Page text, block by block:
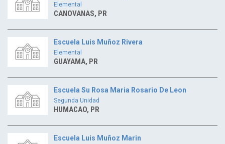
Elemental
CANOVANAS, PR
Escuela Luis Muñoz Rivera
Elemental
GUAYAMA, PR
Escuela Su Rosa Maria Rosario De Leon
Segunda Unidad
HUMACAO, PR
Escuela Luis Muñoz Marin